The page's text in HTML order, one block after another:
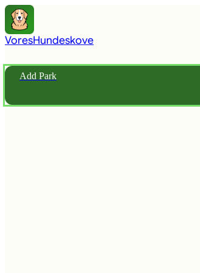
VoresHundeskove
Add Park